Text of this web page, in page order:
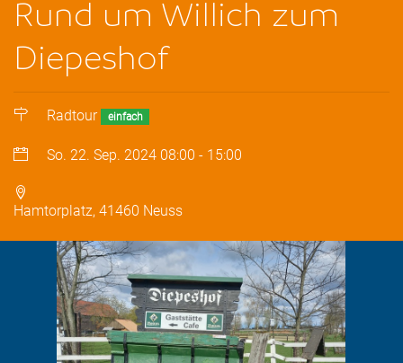
Rund um Willich zum
Diepeshof
Radtour einfach
So. 22. Sep. 2024 08:00 - 15:00
Hamtorplatz, 41460 Neuss